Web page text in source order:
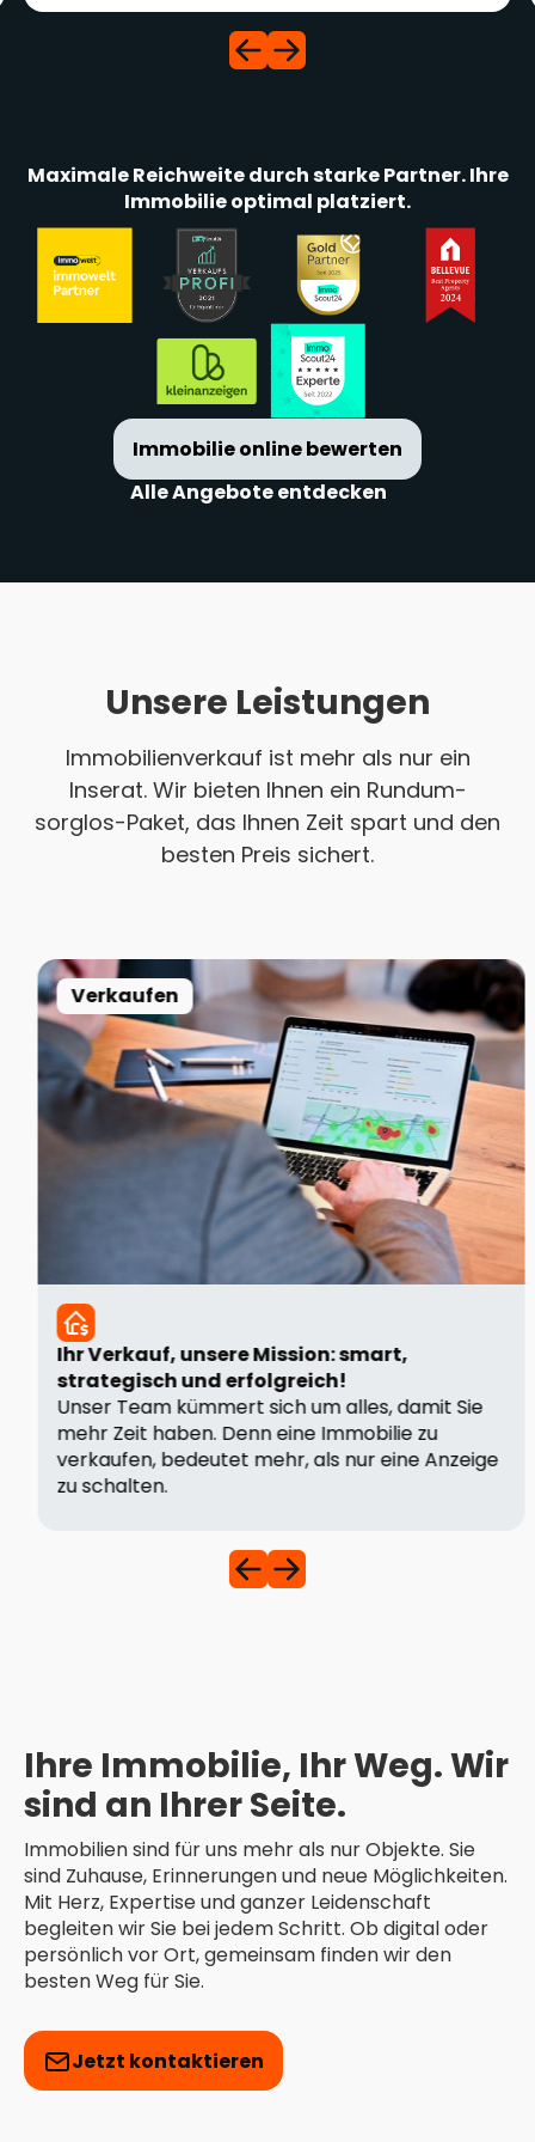
Maximale Reichweite durch starke Partner. Ihre
Immobilie optimal platziert.
Immobilie online bewerten
Alle Angebote entdecken
Unsere Leistungen
Immobilienverkauf ist mehr als nur ein
Inserat. Wir bieten Ihnen ein Rundum-
sorglos-Paket, das Ihnen Zeit spart und den
besten Preis sichert.
Verkaufen
Ihr Verkauf, unsere Mission: smart,
strategisch und erfolgreich!
Unser Team kümmert sich um alles, damit Sie
mehr Zeit haben. Denn eine Immobilie zu
verkaufen, bedeutet mehr, als nur eine Anzeige
zu schalten.
Ihre Immobilie, Ihr Weg. Wir
sind an Ihrer Seite.
Immobilien sind für uns mehr als nur Objekte. Sie
sind Zuhause, Erinnerungen und neue Möglichkeiten.
Mit Herz, Expertise und ganzer Leidenschaft
begleiten wir Sie bei jedem Schritt. Ob digital oder
persönlich vor Ort, gemeinsam finden wir den
besten Weg für Sie.
Jetzt kontaktieren